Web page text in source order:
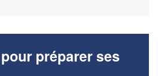
préparer ses